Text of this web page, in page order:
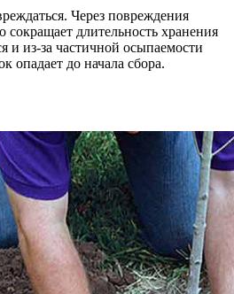
Через повреждения
сокращает длительность хранения
и из-за частичной осыпаемости
опадает до начала сбора.